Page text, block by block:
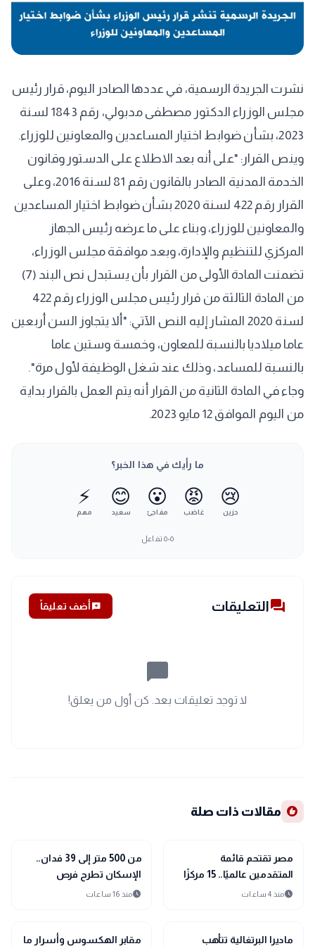
نشرت الجريدة الرسمية، في عددها الصادر اليوم، قرار رئيس
مجلس الوزراء الدكتور مصطفى مدبولي، رقم 1843 لسنة
2023، بشأن ضوابط اختيار المساعدين والمعاونين للوزراء.
وينص القرار: "على أنه بعد الاطلاع على الدستور وقانون
الخدمة المدنية الصادر بالقانون رقم 81 لسنة 2016، وعلى
القرار رقم 422 لسنة 2020 بشأن ضوابط اختيار المساعدين
والمعاونين للوزراء، وبناء على ما عرضه رئيس الجهاز
المركزي للتنظيم والإدارة، وبعد موافقة مجلس الوزراء،
تضمنت المادة الأولى من القرار بأن يستبدل نص البند (7)
من المادة الثالثة من قرار رئيس مجلس الوزراء رقم 422
لسنة 2020 المشار إليه النص الآتي: "ألا يتجاوز السن أربعين
عاما ميلاديا بالنسبة للمعاون، وخمسة وستين عاما
بالنسبة للمساعد، وذلك عند شغل الوظيفة لأول مرة".
وجاء في المادة الثانية من القرار أنه يتم العمل بالقرار بداية
من اليوم الموافق 12 مايو 2023.
ما رأيك في هذا الخبر؟
😢
حزين
😡
غاضب
😮
مفاجئ
😊
سعيد
⚡
مهم
٥٠٥تفاعل
forumالتعليقات add_commentأضف تعليقاً
chat_bubble_outline
لا توجد تعليقات بعد. كن أول من يعلق!
recommend مقالات ذات صلة
public
الأخبار المحلية
مصر تقتحم قائمة
المتقدمين عالميًا.. 15 مركزًا
جديدًا في حوكمة الذكاء
scheduleمنذ 4 ساعات
public
الأخبار المحلية
من 500 متر إلى 39 فدان..
الإسكان تطرح فرص
scheduleمنذ 16 ساعات
الأخبار المحلية
ماديرا البرتغالية تتأهب الأخبار المحلية
مقابر الهكسوس وأسرار ما